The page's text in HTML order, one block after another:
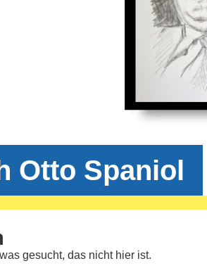
Otto Spaniol
gesucht, das nicht hier ist.